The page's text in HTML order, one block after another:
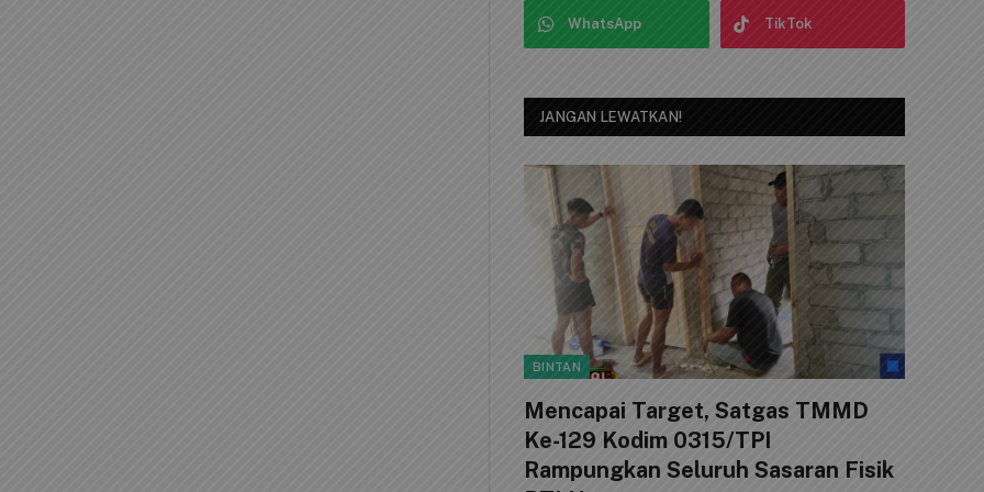
WhatsApp TikTok
JANGAN LEWATKAN!
BINTAN
Mencapai Target, Satgas TMMD
Ke-129 Kodim 0315/TPI
Rampungkan Seluruh Sasaran Fisik